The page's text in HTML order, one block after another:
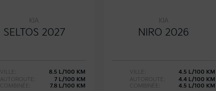
KIA
SELTOS 2027
VILLE:
8.5 L/100 KM
AUTOROUTE:
7 L/100 KM
COMBINÉE:
7.8 L/100 KM
KIA
NIRO 2026
VILLE:
4.5 L/100 KM
AUTOROUTE:
4.4 L/100 KM
COMBINÉE:
4.5 L/100 KM